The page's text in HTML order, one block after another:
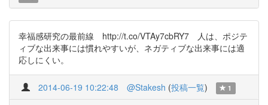
幸福感研究の最前線 http://t.co/VTAy7cbRY7 人は、ポジテ
ィブな出来事には慣れやすいが、ネガティブな出来事には適
応しにくい。
2014-06-19 10:22:48 @Stakesh (投稿一覧) 1